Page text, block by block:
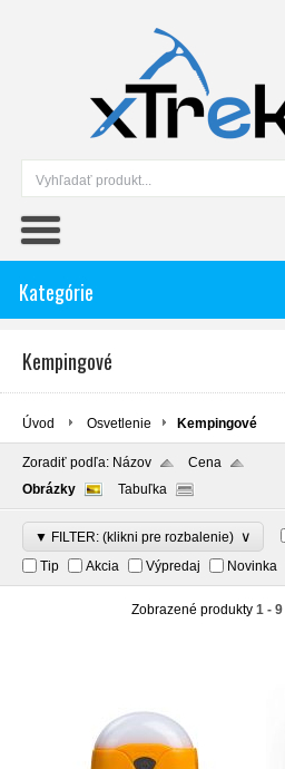
Kategórie
Kempingové
Úvod Osvetlenie Kempingové
Zoradiť podľa: Názov
Cena
Obrázky
Tabuľka
▼ FILTER: (klikni pre rozbalenie) ∨
Tip
Akcia Výpredaj Novinka
Zobrazené produkty 1 - 9